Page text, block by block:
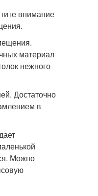
внимание
материал
нежного
Достаточно
в
Можно